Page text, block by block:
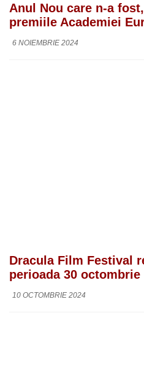
Anul Nou care n-a
premiile Academiei
6 NOIEMBRIE 2024
Dracula Film Festival
perioada 30
10 OCTOMBRIE 2024